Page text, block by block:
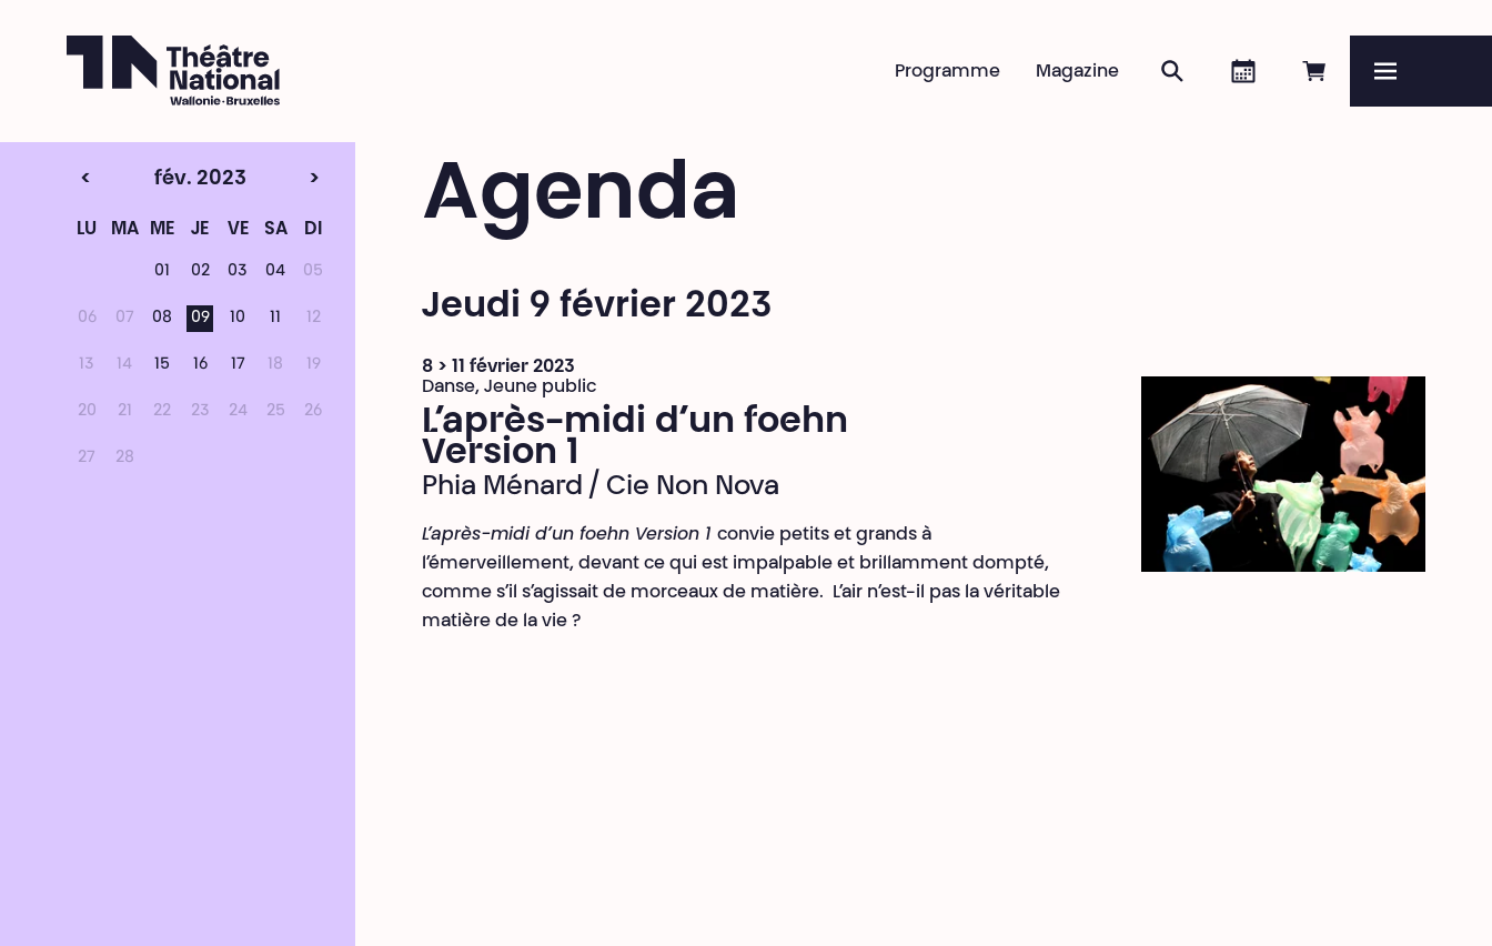
Réserver en ligne
Agenda
Rechercher
Magazine
Programme
Agenda
< fév. 2023 >
LU MA ME JE VE SA DI
01 02 03 04 05
06 07 08 09 10 11 12
13 14 15 16 17 18 19
20 21 22 23 24 25 26
27 28
Jeudi 9 février 2023
8 > 11 février 2023
Danse, Jeune public
L’après-midi d’un foehn
Version 1
Phia Ménard / Cie Non Nova
L’après-midi d’un foehn Version 1 convie petits et grands à
l’émerveillement, devant ce qui est impalpable et brillamment dompté,
comme s’il s’agissait de morceaux de matière. L’air n’est-il pas la véritable
matière de la vie ?